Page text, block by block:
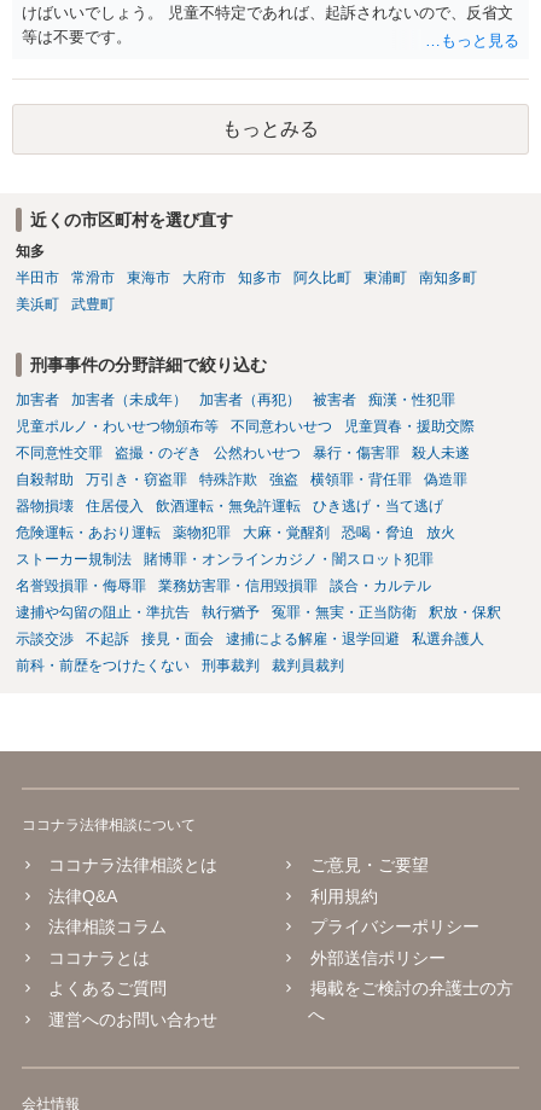
けばいいでしょう。 児童不特定であれば、起訴されないので、反省文
等は不要です。
もっとみる
近くの市区町村を選び直す
知多
半田市
常滑市 東海市 大府市 知多市 阿久比町 東浦町
南知多町
美浜町
武豊町
刑事事件の分野詳細で絞り込む
加害者 加害者（未成年） 加害者（再犯） 被害者
痴漢・性犯罪
児童ポルノ・わいせつ物頒布等
不同意わいせつ
児童買春・援助交際
不同意性交罪
盗撮・のぞき 公然わいせつ 暴行・傷害罪
殺人未遂
自殺幇助
万引き・窃盗罪 特殊詐欺 強盗 横領罪・背任罪
偽造罪
器物損壊
住居侵入 飲酒運転・無免許運転
ひき逃げ・当て逃げ
危険運転・あおり運転
薬物犯罪 大麻・覚醒剤 恐喝・脅迫
放火
ストーカー規制法
賭博罪・オンラインカジノ・闇スロット犯罪
名誉毀損罪・侮辱罪
業務妨害罪・信用毀損罪
談合・カルテル
逮捕や勾留の阻止・準抗告
執行猶予 冤罪・無実・正当防衛
釈放・保釈
示談交渉
不起訴 接見・面会 逮捕による解雇・退学回避
私選弁護人
前科・前歴をつけたくない
刑事裁判 裁判員裁判
ココナラ法律相談について
ココナラ法律相談とは
法律Q&A
法律相談コラム
ココナラとは
よくあるご質問
運営へのお問い合わせ
ご意見・ご要望
利用規約
プライバシーポリシー
外部送信ポリシー
掲載をご検討の弁護士の方
へ
会社情報